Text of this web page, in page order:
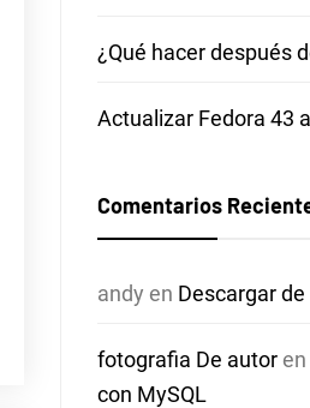
¿Qué hacer después
Actualizar Fedora 43
Comentarios
andy en Descargar
fotografia De autoren
con MySQL